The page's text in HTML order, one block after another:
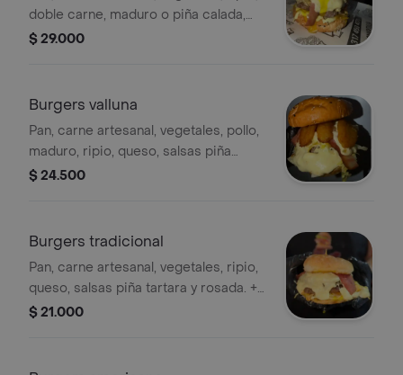
doble carne, maduro o piña calada,
ripio, queso, salsas piña tartara y
$ 29.000
Burgers valluna
Pan, carne artesanal, vegetales, pollo,
maduro, ripio, queso, salsas piña
tartara y rosada. + papas fritas
$ 24.500
Burgers tradicional
Pan, carne artesanal, vegetales, ripio,
queso, salsas piña tartara y rosada. +
papas fritas
$ 21.000